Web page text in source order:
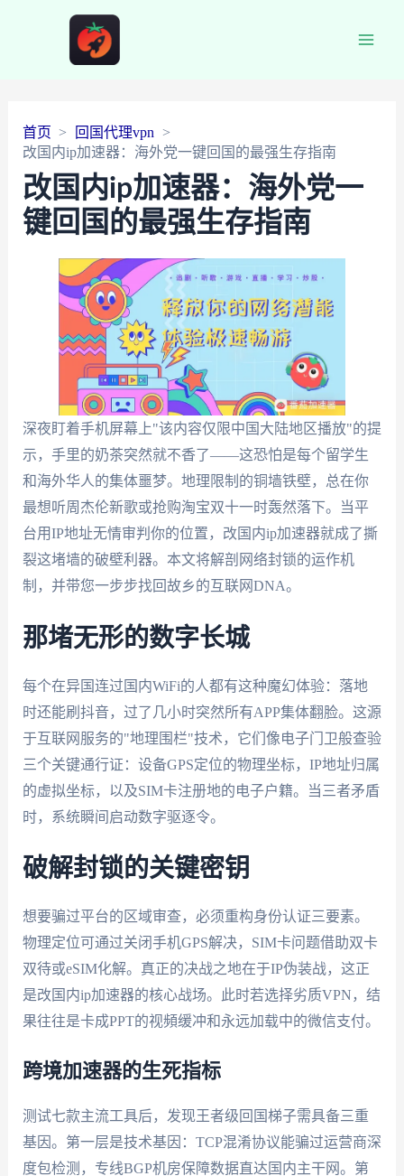
首页
回国代理vpn
改国内ip加速器：海外党一键回国的最强生存指南
改国内ip加速器：海外党一
键回国的最强生存指南
深夜盯着手机屏幕上"该内容仅限中国大陆地区播放"的提
示，手里的奶茶突然就不香了——这恐怕是每个留学生
和海外华人的集体噩梦。地理限制的铜墙铁壁，总在你
最想听周杰伦新歌或抢购淘宝双十一时轰然落下。当平
台用IP地址无情审判你的位置，改国内ip加速器就成了撕
裂这堵墙的破壁利器。本文将解剖网络封锁的运作机
制，并带您一步步找回故乡的互联网DNA。
那堵无形的数字长城
每个在异国连过国内WiFi的人都有这种魔幻体验：落地
时还能刷抖音，过了几小时突然所有APP集体翻脸。这源
于互联网服务的"地理围栏"技术，它们像电子门卫般查验
三个关键通行证：设备GPS定位的物理坐标，IP地址归属
的虚拟坐标，以及SIM卡注册地的电子户籍。当三者矛盾
时，系统瞬间启动数字驱逐令。
破解封锁的关键密钥
想要骗过平台的区域审查，必须重构身份认证三要素。
物理定位可通过关闭手机GPS解决，SIM卡问题借助双卡
双待或eSIM化解。真正的决战之地在于IP伪装战，这正
是改国内ip加速器的核心战场。此时若选择劣质VPN，结
果往往是卡成PPT的视頻缓冲和永远加载中的微信支付。
跨境加速器的生死指标
测试七款主流工具后，发现王者级回国梯子需具备三重
基因。第一层是技术基因：TCP混淆协议能骗过运营商深
度包检测，专线BGP机房保障数据直达国内主干网。第